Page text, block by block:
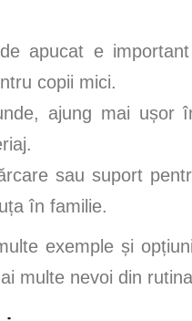
apucat e
copii mici.
ajung mai ușor
sau suport
în familie.
exemple și
multe nevoi din